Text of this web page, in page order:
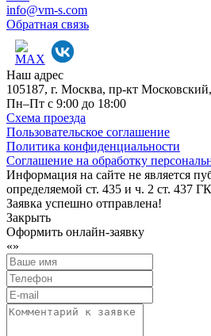
info@vm-s.com
Обратная связь
Наш адрес
105187, г. Москва, пр-кт
Пн–Пт с 9:00 до 18:00
Схема проезда
Пользовательское соглашение
Политика конфиденциальности
Соглашение на обработку
Информация на сайте не является
определяемой ст. 435 и ч. 2 ст. 437
Заявка успешно отправлена!
Закрыть
Оформить онлайн-заявку
«»